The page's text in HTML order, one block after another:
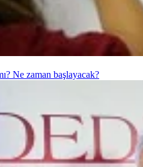
Ne zaman başlayacak?